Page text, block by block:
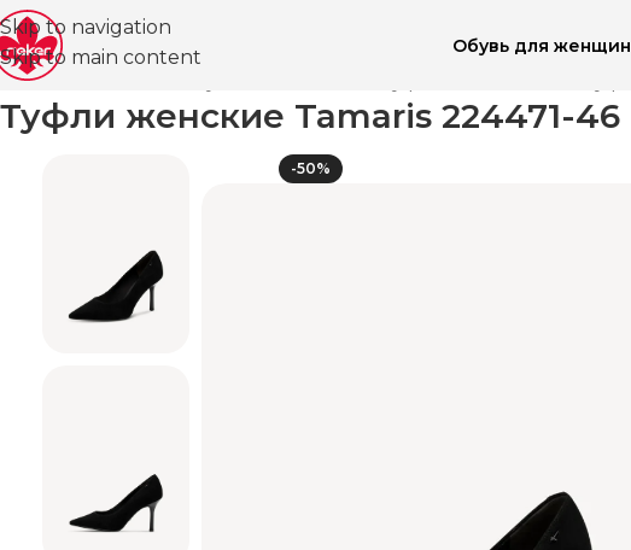
Skip to navigation
Skip to main content
Обувь для женщин
Главная
Туфли женские Tamaris 224471-46
-50%